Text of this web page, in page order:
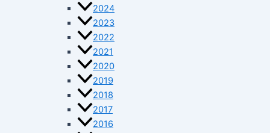
2024
2023
2022
2021
2020
2019
2018
2017
2016